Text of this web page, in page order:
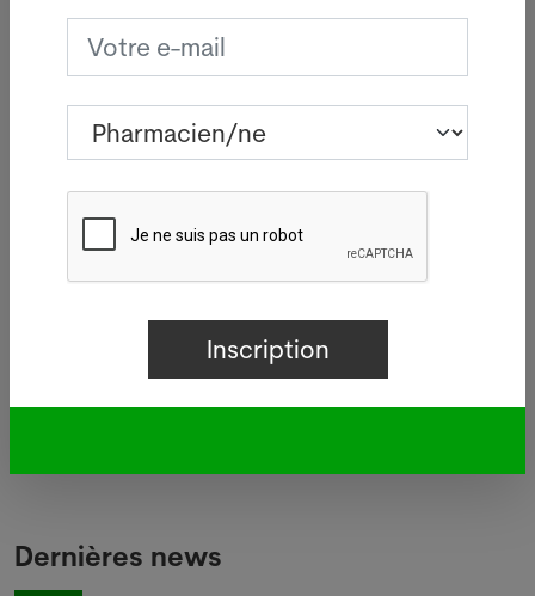
système dès que celui-ci n'est plus nécessaire pour
gérer la pandémie.
Le 16 Août 2023. Sources : Keystone-ATS. Crédits
photos: Adobe Stock, Pixabay ou Pharmanetis Sàrl
N'oubliez pas de vous inscrire ci-dessous à notre
newsletter spéciale
concernant le monde de la
biotechnologieet de l'industrie pharmaceutique et
recevez des news pertinentes,gratuit
Votre offre d’emploi PUSH ici
Dernières news